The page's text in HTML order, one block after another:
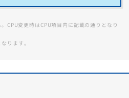
CPU変更時はCPU項目内に記載の通りとなり
ります。